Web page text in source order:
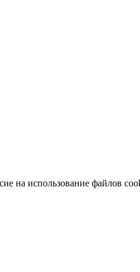
на использование файлов